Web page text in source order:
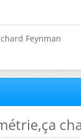
Feynman